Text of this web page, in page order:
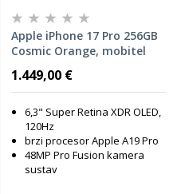
Apple iPhone 17 Pro 256GB
Cosmic Orange, mobitel
1.449,00 €
6,3" Super Retina XDR OLED,
120Hz
brzi procesor Apple A19 Pro
48MP Pro Fusion kamera
sustav